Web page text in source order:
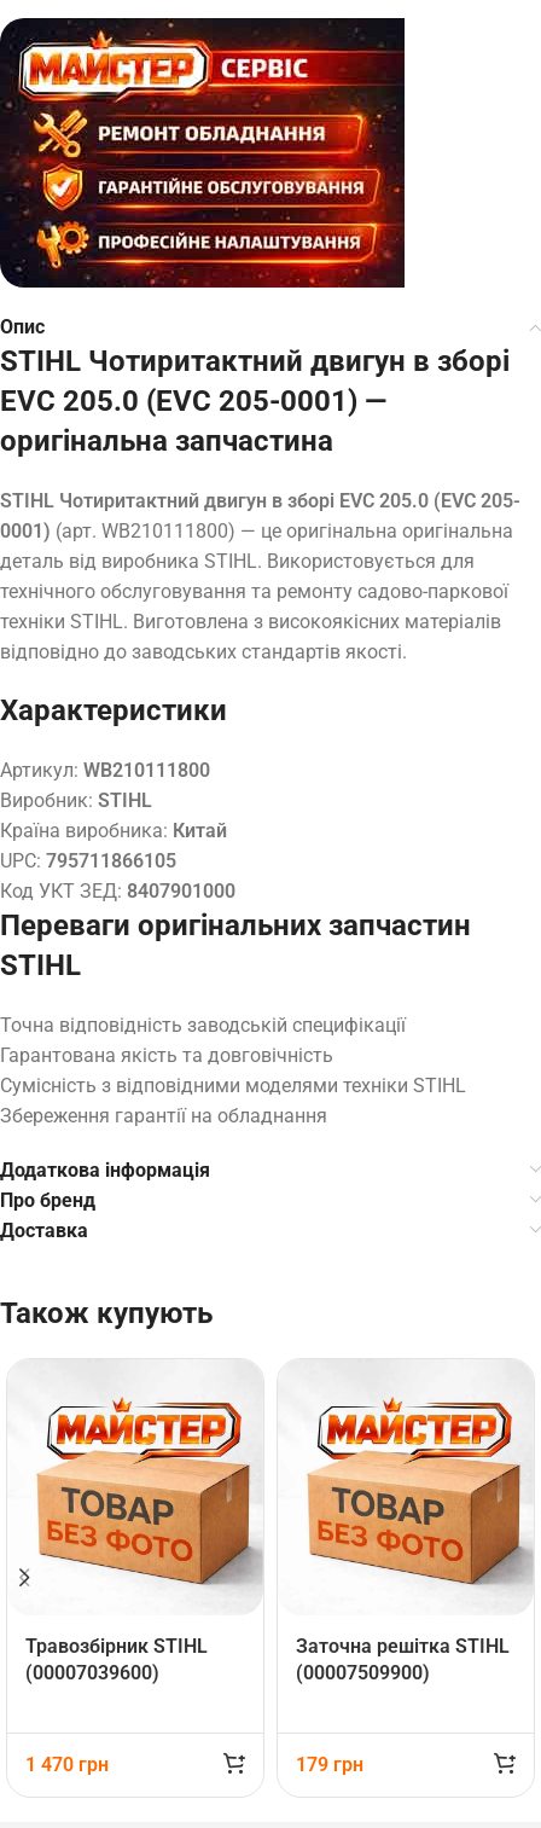
Опис
STIHL Чотиритактний двигун в зборі
EVC 205.0 (EVC 205-0001) —
оригінальна запчастина
STIHL Чотиритактний двигун в зборі EVC 205.0 (EVC 205-
0001) (арт. WB210111800) — це оригінальна оригінальна
деталь від виробника STIHL. Використовується для
технічного обслуговування та ремонту садово-паркової
техніки STIHL. Виготовлена з високоякісних матеріалів
відповідно до заводських стандартів якості.
Характеристики
Артикул: WB210111800
Виробник: STIHL
Країна виробника: Китай
UPC: 795711866105
Код УКТ ЗЕД: 8407901000
Переваги оригінальних запчастин
STIHL
Точна відповідність заводській специфікації
Гарантована якість та довговічність
Сумісність з відповідними моделями техніки STIHL
Збереження гарантії на обладнання
Додаткова інформація
Про бренд
Доставка
Також купують
Травозбірник STIHL
(00007039600)
1 470 грн
Заточна решітка STIHL
(00007509900)
179 грн